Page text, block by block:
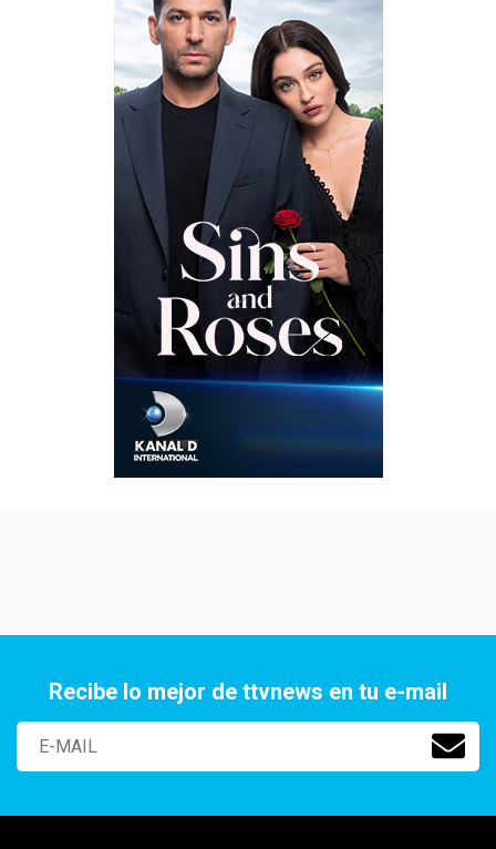
Recibe lo mejor de ttvnews en tu e-mail